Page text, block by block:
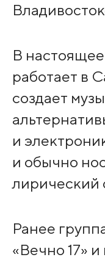
В
работает в
создает
и
и обычно
лирический
Ранее
«Вечно 17»